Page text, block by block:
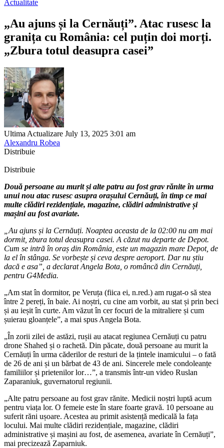
Actualitate
„Au ajuns și la Cernăuți”. Atac rusesc la
granița cu România: cel puțin doi morți.
„Zbura totul deasupra casei”
Ultima Actualizare July 13, 2025 3:01 am
Alexandru Robea
Distribuie
Distribuie
Două persoane au murit și alte patru au fost grav rănite în urma
unui nou atac rusesc asupra orașului Cernăuți, în timp ce mai
multe clădiri rezidențiale, magazine, clădiri administrative și
mașini au fost avariate.
„Au ajuns și la Cernăuți. Noaptea aceasta de la 02:00 nu am mai
dormit, zbura totul deasupra casei. A căzut nu departe de Depot.
Cum se intră în oraș din România, este un magazin mare Depot, de
la el în stânga. Se vorbește și ceva despre aeroport. Dar nu știu
dacă e asa”, a declarat Angela Bota, o româncă din Cernăuți,
pentru G4Media.
„Am stat în dormitor, pe Veruța (fiica ei, n.red.) am rugat-o să stea
între 2 pereți, în baie. Ai noștri, cu cine am vorbit, au stat și prin beci
și au ieșit în curte. Am văzut în cer focuri de la mitraliere și cum
șuierau gloanțele”, a mai spus Angela Bota.
„În zorii zilei de astăzi, rușii au atacat regiunea Cernăuți cu patru
drone Shahed și o rachetă. Din păcate, două persoane au murit la
Cernăuți în urma căderilor de resturi de la țintele inamicului – o fată
de 26 de ani și un bărbat de 43 de ani. Sincerele mele condoleanțe
familiilor și prietenilor lor…”, a transmis într-un video Ruslan
Zaparaniuk, guvernatorul regiunii.
„Alte patru persoane au fost grav rănite. Medicii noștri luptă acum
pentru viața lor. O femeie este în stare foarte gravă. 10 persoane au
suferit răni ușoare. Acestea au primit asistență medicală la fața
locului. Mai multe clădiri rezidențiale, magazine, clădiri
administrative și mașini au fost, de asemenea, avariate în Cernăuți”,
mai precizează Zaparniuk.